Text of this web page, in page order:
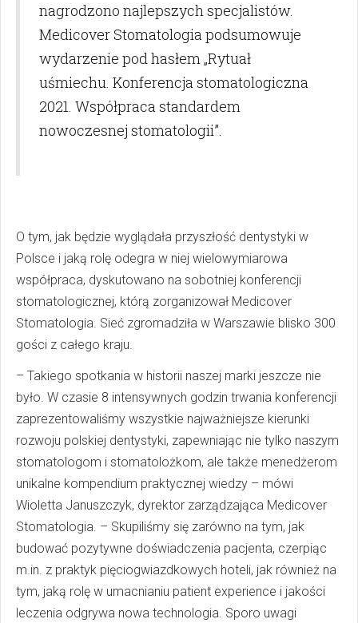
nagrodzono najlepszych specjalistów.
Medicover Stomatologia podsumowuje
wydarzenie pod hasłem „Rytuał
uśmiechu. Konferencja stomatologiczna
2021. Współpraca standardem
nowoczesnej stomatologii”.
O tym, jak będzie wyglądała przyszłość dentystyki w
Polsce i jaką rolę odegra w niej wielowymiarowa
współpraca, dyskutowano na sobotniej konferencji
stomatologicznej, którą zorganizował Medicover
Stomatologia. Sieć zgromadziła w Warszawie blisko 300
gości z całego kraju.
– Takiego spotkania w historii naszej marki jeszcze nie
było. W czasie 8 intensywnych godzin trwania konferencji
zaprezentowaliśmy wszystkie najważniejsze kierunki
rozwoju polskiej dentystyki, zapewniając nie tylko naszym
stomatologom i stomatolożkom, ale także menedżerom
unikalne kompendium praktycznej wiedzy – mówi
Wioletta Januszczyk, dyrektor zarządzająca Medicover
Stomatologia. – Skupiliśmy się zarówno na tym, jak
budować pozytywne doświadczenia pacjenta, czerpiąc
m.in. z praktyk pięciogwiazdkowych hoteli, jak również na
tym, jaką rolę w umacnianiu patient experience i jakości
leczenia odgrywa nowa technologia. Sporo uwagi